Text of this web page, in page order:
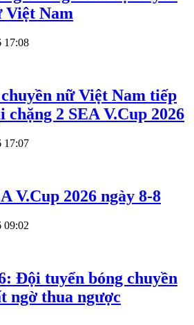
Việt Nam
17:08
nữ Việt Nam tiếp
2 SEA V.Cup 2026
17:07
V.Cup 2026 ngày 8-8
09:02
Đội tuyển bóng chuyền
ngờ thua ngược